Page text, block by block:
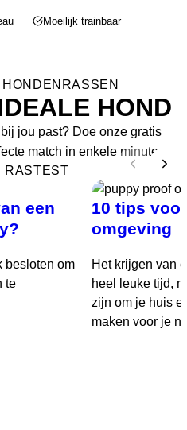
Moeilijk trainbaar
HOND
jou past? Doe onze gratis
match in enkele minuten.
RASTEST
een
besloten om
te
10 tips
omgeving
Het krijgen van
heel leuke tijd,
zijn om je huis
maken voor je